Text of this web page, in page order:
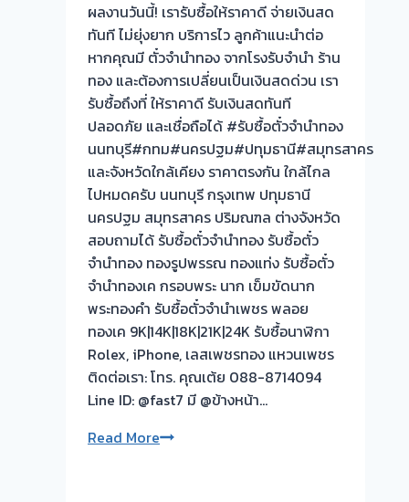
ไม่
ต้อง
ทน
จ่าย
ดอก
แพง!
เอา
ตั๋ว
จำนำ
มา
ขาย
เป็น
เงิน
กับ
เรา
ดี
กว่า
#รับ
ตั๋ว
ผลงานวันนี้! เรารับซื้อให้ราคาดี จ่ายเงินสด
ทันที ไม่ยุ่งยาก บริการไว ลูกค้าแนะนำต่อ
หากคุณมี ตั๋วจำนำทอง จากโรงรับจำนำ ร้าน
ทอง และต้องการเปลี่ยนเป็นเงินสดด่วน เรา
รับซื้อถึงที่ ให้ราคาดี รับเงินสดทันที
ปลอดภัย และเชื่อถือได้ #รับซื้อตั๋วจำนำทอง
นนทบุรี#กทม#นครปฐม#ปทุมธานี#สมุทรสาคร
และจังหวัดใกล้เคียง ราคาตรงกัน ใกล้ไกล
ไปหมดครับ นนทบุรี กรุงเทพ ปทุมธานี
นครปฐม สมุทรสาคร ปริมณฑล ต่างจังหวัด
สอบถามได้ รับซื้อตั๋วจำนำทอง รับซื้อตั๋ว
จำนำทอง ทองรูปพรรณ ทองแท่ง รับซื้อตั๋ว
จำนำทองเค กรอบพระ นาก เข็มขัดนาก
พระทองคำ รับซื้อตั๋วจำนำเพชร พลอย
ทองเค 9K|14K|18K|21K|24K รับซื้อนาฬิกา
Rolex, iPhone, เลสเพชรทอง แหวนเพชร
ติดต่อเรา: โทร. คุณเต้ย 088-8714094
Line ID: @fast7 มี @ข้างหน้า…
Read Moreรับ